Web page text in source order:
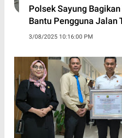
Polsek Sayung
Bantu Pengguna Jalan
3/08/2025 10:16:00 PM